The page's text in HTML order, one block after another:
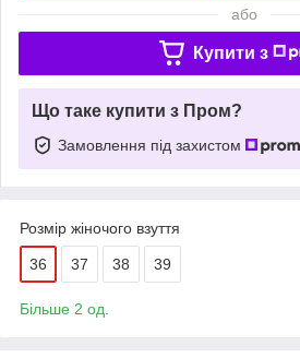
або
Купити з
Що таке купити з Пром?
Замовлення під захистом
Розмір жіночого взуття
36 37 38 39
Більше 2 од.